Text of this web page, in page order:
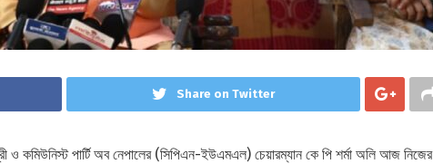
Share on Twitter
ও কমিউনিস্ট পার্টি অব নেপালের (সিপিএন-ইউএমএল) চেয়ারম্যান কে পি শর্মা অলি আজ নিজের